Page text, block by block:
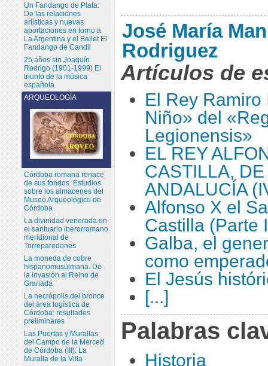
José María
Rodriguez
Artículos de
El Rey Ramiro
Niño» del
Legionensis»
EL REY
CASTILLA,
ANDALUCÍA
Alfonso X el
Castilla (Parte
Galba, el
como
El Jesús
[...]
Palabras
Historia
ARQUEOLOGÍA
Córdoba romana renace
de sus fondos. Estudios
sobre los almacenes del
Museo Arqueológico de
Córdoba
La divinidad venerada en
el santuario iberorromano
meridional de
Torreparedones
La moneda de cobre
hispanomusulmana. De
la invasión al Reino de
Granada
La necrópolis del bronce
del área logística de
Córdoba: resultados
preliminares
Las Puertas y Murallas
del Campo de la Merced
de Córdoba (III): La
Muralla de la Villa
Un Fandango de Plata:
De las relaciones
artísticas y nuevas
aportaciones en torno a
La Argentina y el Ballet El
Fandango de Candil
25 años sin Joaquín
Rodrigo (1901-1999) El
triunfo de la música
española